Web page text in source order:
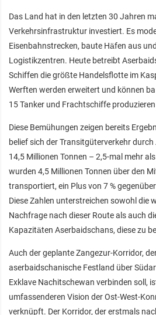
Das Land hat in den letzten 30 Jahren
Verkehrsinfrastruktur investiert. Es
Eisenbahnstrecken, baute Häfen aus
Logistikzentren. Heute betreibt
Schiffen die größte Handelsflotte im
Werften werden erweitert und können
15 Tanker und Frachtschiffe
Diese Bemühungen zeigen bereits
belief sich der Transitgüterverkehr
14,5 Millionen Tonnen – 2,5-mal mehr
wurden 4,5 Millionen Tonnen über den
transportiert, ein Plus von 7 %
Diese Zahlen unterstreichen sowohl die
Nachfrage nach dieser Route als auch
Kapazitäten Aserbaidschans, diese zu
Auch der geplante Zangezur-Korridor,
aserbaidschanische Festland über
Exklave Nachitschewan verbinden soll,
umfassenderen Vision der Ost-West-
verknüpft. Der Korridor, der erstmals